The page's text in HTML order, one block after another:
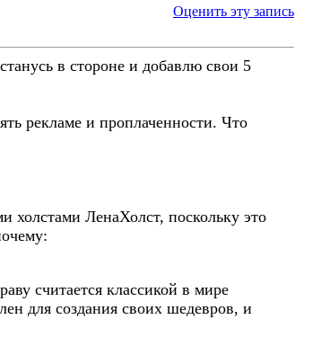
Оценить эту запись
в стороне и добавлю свои 5
рекламе и проплаченности. Что
холстами ЛенаХолст, поскольку это
считается классикой в мире
для создания своих шедевров, и